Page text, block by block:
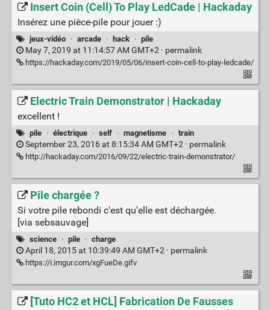
Insert Coin (Cell) To Play LedCade | Hackaday
Insérez une pièce-pile pour jouer :)
jeux-vidéo · arcade · hack · pile
May 7, 2019 at 11:14:57 AM GMT+2 · permalink
https://hackaday.com/2019/05/06/insert-coin-cell-to-play-ledcade/
Electric Train Demonstrator | Hackaday
excellent !
pile · électrique · self · magnetisme · train
September 23, 2016 at 8:15:34 AM GMT+2 · permalink
http://hackaday.com/2016/09/22/electric-train-demonstrator/
Pile chargée ?
Si votre pile rebondi c'est qu'elle est déchargée.
[via sebsauvage]
science · pile · charge
April 18, 2015 at 10:39:49 AM GMT+2 · permalink
https://i.imgur.com/xgFueDe.gifv
[Tuto HC2 et HCL] Fabrication De Fausses